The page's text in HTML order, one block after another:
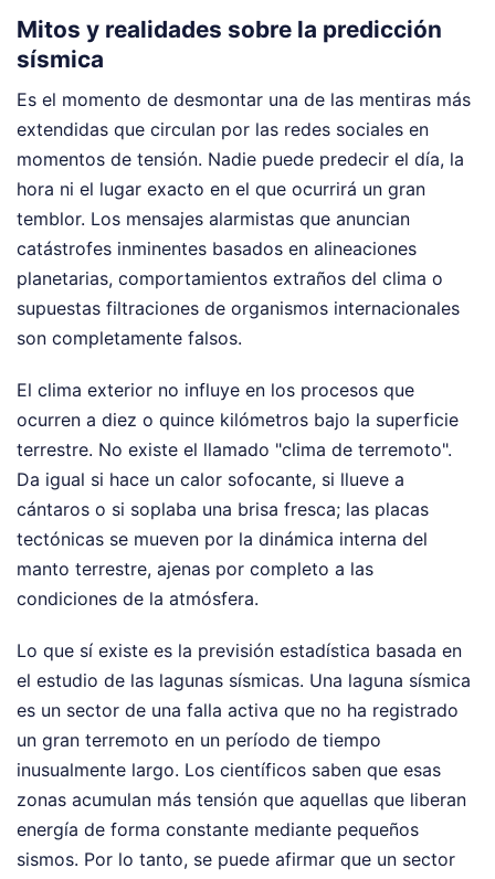
Mitos y realidades sobre la predicción
sísmica
Es el momento de desmontar una de las mentiras más
extendidas que circulan por las redes sociales en
momentos de tensión. Nadie puede predecir el día, la
hora ni el lugar exacto en el que ocurrirá un gran
temblor. Los mensajes alarmistas que anuncian
catástrofes inminentes basados en alineaciones
planetarias, comportamientos extraños del clima o
supuestas filtraciones de organismos internacionales
son completamente falsos.
El clima exterior no influye en los procesos que
ocurren a diez o quince kilómetros bajo la superficie
terrestre. No existe el llamado "clima de terremoto".
Da igual si hace un calor sofocante, si llueve a
cántaros o si soplaba una brisa fresca; las placas
tectónicas se mueven por la dinámica interna del
manto terrestre, ajenas por completo a las
condiciones de la atmósfera.
Lo que sí existe es la previsión estadística basada en
el estudio de las lagunas sísmicas. Una laguna sísmica
es un sector de una falla activa que no ha registrado
un gran terremoto en un período de tiempo
inusualmente largo. Los científicos saben que esas
zonas acumulan más tensión que aquellas que liberan
energía de forma constante mediante pequeños
sismos. Por lo tanto, se puede afirmar que un sector